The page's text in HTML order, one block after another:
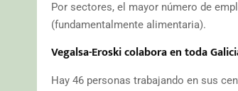
Por sectores, el mayor número de
(fundamentalmente alimentaria).
Vegalsa-Eroski colabora en toda
Hay 46 personas trabajando en sus